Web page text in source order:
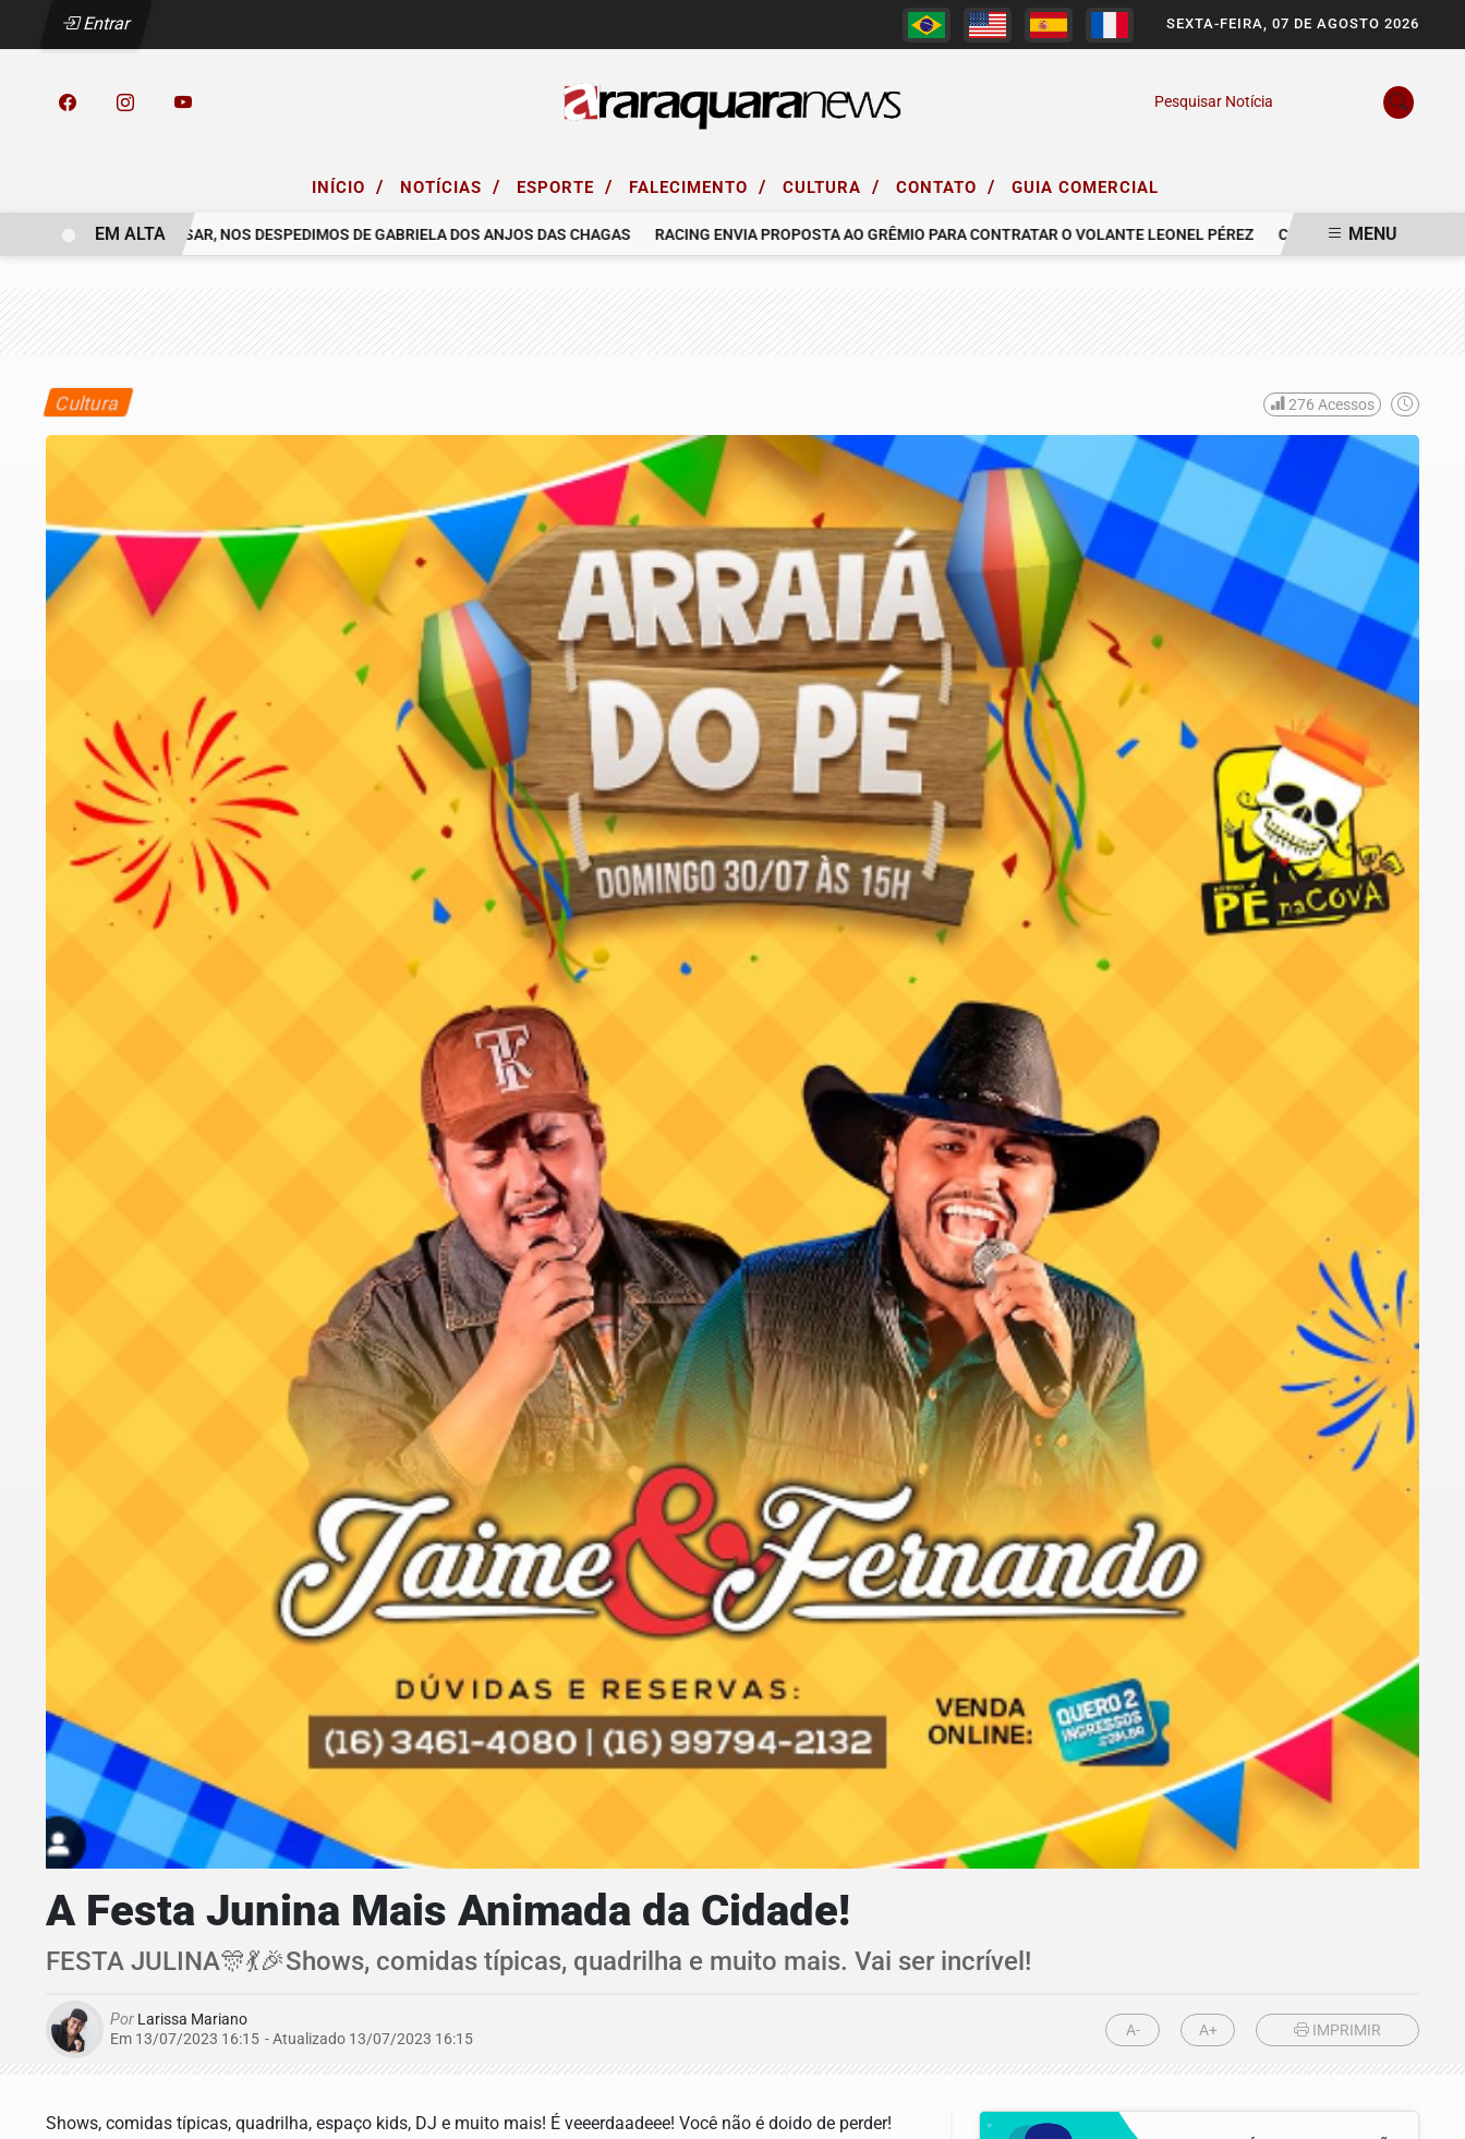
Entrar SEXTA-FEIRA, 07 DE AGOSTO 2026
Pesquisar Notícia
INÍCIO / NOTÍCIAS / ESPORTE / FALECIMENTO / CULTURA / CONTATO / GUIA COMERCIAL
COM PESAR, NOS DESPEDIMOS DE GABRIELA DOS ANJOS DAS CHAGAS RACING ENVIA PROPOSTA AO GRÊMIO PARA CONTRATAR O VOLANTE LEONEL PÉREZ COMUNICAMOS O
EM ALTA MENU
Cultura 276 Acessos
A Festa Junina Mais Animada da Cidade!
FESTA JULINA🎊💃🎉Shows, comidas típicas, quadrilha e muito mais. Vai ser incrível!
Por Larissa Mariano
Em 13/07/2023 16:15 - Atualizado 13/07/2023 16:15 A- A+ IMPRIMIR
Shows, comidas típicas, quadrilha, espaço kids, DJ e muito mais! É veeerdaadeee! Você não é doido de perder!